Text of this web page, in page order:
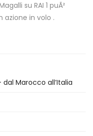
su RAI 1 puÃ²
azione in volo .
Marocco all’Italia